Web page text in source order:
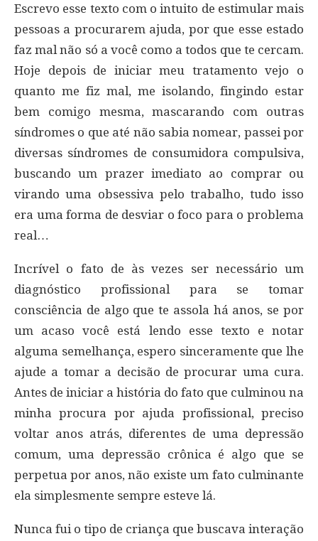
Escrevo esse texto com o intuito de estimular mais
pessoas a procurarem ajuda, por que esse estado
faz mal não só a você como a todos que te cercam.
Hoje depois de iniciar meu tratamento vejo o
quanto me fiz mal, me isolando, fingindo estar
bem comigo mesma, mascarando com outras
síndromes o que até não sabia nomear, passei por
diversas síndromes de consumidora compulsiva,
buscando um prazer imediato ao comprar ou
virando uma obsessiva pelo trabalho, tudo isso
era uma forma de desviar o foco para o problema
real…
Incrível o fato de às vezes ser necessário um
diagnóstico profissional para se tomar
consciência de algo que te assola há anos, se por
um acaso você está lendo esse texto e notar
alguma semelhança, espero sinceramente que lhe
ajude a tomar a decisão de procurar uma cura.
Antes de iniciar a história do fato que culminou na
minha procura por ajuda profissional, preciso
voltar anos atrás, diferentes de uma depressão
comum, uma depressão crônica é algo que se
perpetua por anos, não existe um fato culminante
ela simplesmente sempre esteve lá.
Nunca fui o tipo de criança que buscava interação